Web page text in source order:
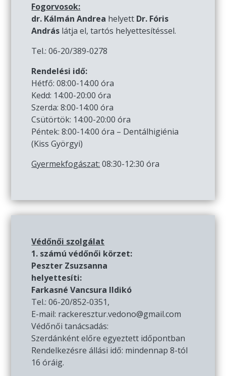
Fogorvosok:
dr. Kálmán Andrea helyett Dr. Fóris
András látja el, tartós helyettesítéssel.
Tel.: 06-20/389-0278
Rendelési idő:
Hétfő: 08:00-14:00 óra
Kedd: 14:00-20:00 óra
Szerda: 8:00-14:00 óra
Csütörtök: 14:00-20:00 óra
Péntek: 8:00-14:00 óra – Dentálhigiénia
(Kiss Györgyi)
Gyermekfogászat: 08:30-12:30 óra
Védőnői szolgálat
1. számú védőnői körzet:
Peszter Zsuzsanna
helyettesíti:
Farkasné Vancsura Ildikó
Tel.: 06-20/852-0351,
E-mail: rackeresztur.vedono@gmail.com
Védőnői tanácsadás:
Szerdánként előre egyeztett időpontban
Rendelkezésre állási idő: mindennap 8-tól
16 óráig.